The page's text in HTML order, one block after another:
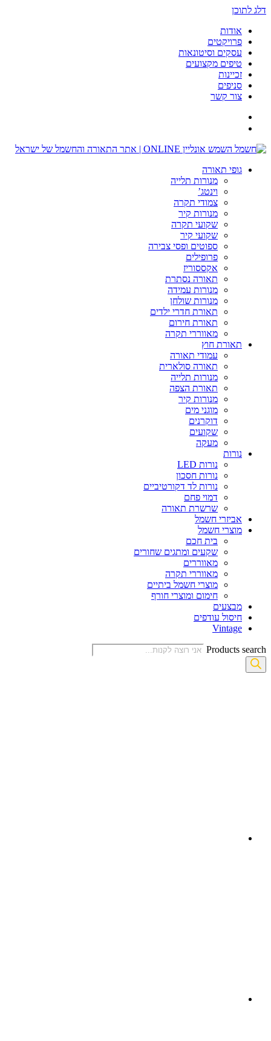
דלג לתוכן
אודות
פרויקטים
עסקים וסיטונאות
טיפים מקצועים
זכיינות
סניפים
צור קשר
גופי תאורה
מנורות תלייה
וינטג’
צמודי תקרה
מנורות קיר
שקועי תקרה
שקועי קיר
ספוטים ופסי צבירה
פרופילים
אקססוריז
תאורה נסתרת
מנורות עמידה
מנורות שולחן
תאורת חדרי ילדים
תאורת חירום
מאווררי תקרה
תאורת חוץ
עמודי תאורה
תאורה סולארית
מנורות תלייה
תאורת הצפה
מנורות קיר
מוגני מים
דוקרנים
שקועים
מעקה
נורות
נורות LED
נורות חסכון
נורות לד דקורטיביים
דמוי פחם
שרשרת תאורה
אביזרי חשמל
מוצרי חשמל
בית חכם
שקעים ומתגים שחורים
מאווררים
מאווררי תקרה
מוצרי חשמל ביתיים
חימום ומוצרי חורף
מבצעים
חיסול עודפים
Vintage
Products search